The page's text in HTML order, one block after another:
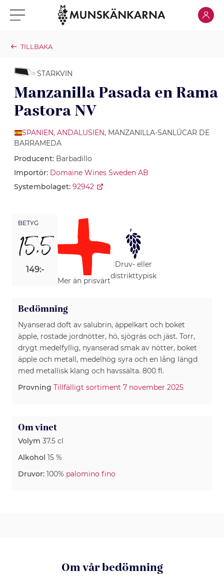
Klicka för meny Klicka
TILLBAKA
STARKVIN
Manzanilla Pasada en Rama
Pastora NV
SPANIEN, ANDALUSIEN, MANZANILLA-SANLÚCAR DE
BARRAMEDA
Producent: Barbadillo
Importör: Domaine Wines Sweden AB
Systembolaget: 92942
BETYG
15,5
149:-
Mer än prisvärt
Druv- eller
distrikttypisk
Bedömning
Nyanserad doft av salubrin, äppelkart och boket
äpple, rostade jordnötter, hö, sjögräs och jäst. Torr,
drygt medelfyllig, nyanserad smak av nötter, boket
äpple och metall, medelhög syra och en lång längd
med metallisk klang och havssälta. 800 fl.
Provning Tillfälligt sortiment 7 november 2025
Om vinet
Volym 37.5 cl
Alkohol 15 %
Druvor: 100% palomino fino
Om vår bedömning